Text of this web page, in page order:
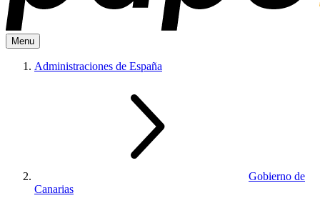
Menu
Administraciones de España
Gobierno de
Canarias